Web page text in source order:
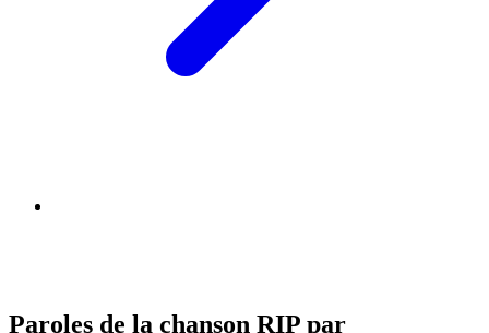
Paroles de la chanson RIP par